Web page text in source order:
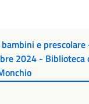
e
2024 - Biblioteca